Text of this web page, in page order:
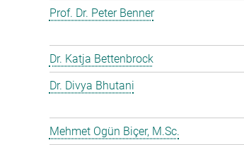
Prof. Dr. Peter Benner
Dr. Katja Bettenbrock
Dr. Divya Bhutani
Mehmet Ogün Biçer, M.Sc.